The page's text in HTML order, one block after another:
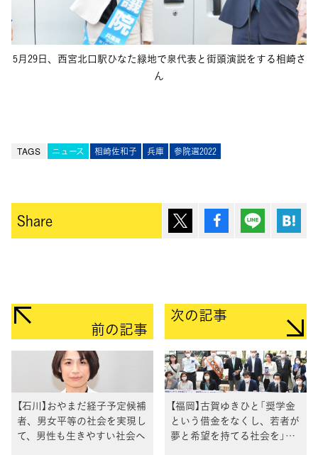
5月29日、西宮北口駅ひなた緑地で泉代表と街頭演説をする相崎さ
ん
TAGS ニュース 相崎佐和子 兵庫 参院選2022
Share ポスト シェア Lineで送
前の記事
【石川】おやまだ経子予定候補
者、男女平等の社会を実現し
て、男性も生きやすい社会へ
次の記事
【福岡】古賀ゆきひと「奨学金
という借金をなくし、若者が
夢と希望を持てる社会を」逢